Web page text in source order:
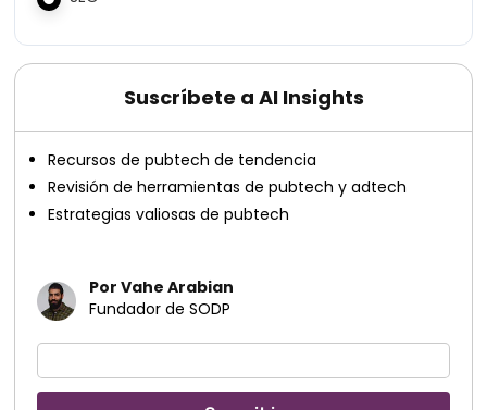
Suscríbete a AI Insights
Recursos de pubtech de tendencia
Revisión de herramientas de pubtech y adtech
Estrategias valiosas de pubtech
Por Vahe Arabian
Fundador de SODP